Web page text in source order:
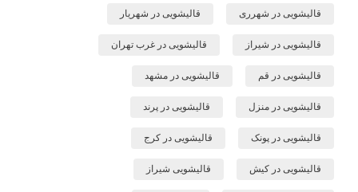
قالیشویی در شهرری قالیشویی در شهریار
قالیشویی در شیراز قالیشویی در غرب تهران
قالیشویی در قم قالیشویی در مشهد
قالیشویی در منزل قالیشویی در پرند
قالیشویی در پونک قالیشویی در کرج
قالیشویی در کیش قالیشویی شیراز